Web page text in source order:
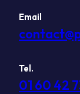
Email
Tel.
01 60 42